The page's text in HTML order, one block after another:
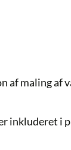
afmaling af
inkluderet i